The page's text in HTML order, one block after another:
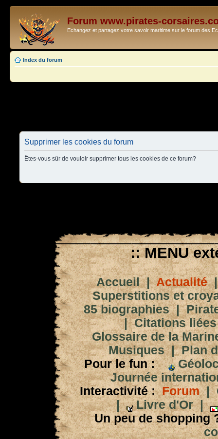
Forum www.pirates-
Echangez et partagez votre savoir maritime sur le forum des
Index du forum
Supprimer les cookies du forum
Êtes-vous sûr de vouloir supprimer tous les cookies de ce forum?
:: MENU
Accueil|Actualité
Superstitions et
85 biographies|
|Citations
Glossaire de la
Musiques|Plan
Pour le fun :
Journée
Interactivité : Forum|
|
Livre d'Or|
Un peu de shopping